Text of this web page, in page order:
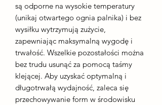
są odporne na wysokie temperatury
(unikaj otwartego ognia palnika) i bez
wysiłku wytrzymują zużycie,
zapewniając maksymalną wygodę i
trwałość. Wszelkie pozostałości można
bez trudu usunąć za pomocą taśmy
klejącej. Aby uzyskać optymalną i
długotrwałą wydajność, zaleca się
przechowywanie form w środowisku